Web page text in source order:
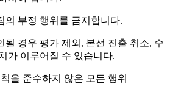
의 부정 행위를 금지합니다.
될 경우 평가 제외, 본선 진출 취소, 수
가 이루어질 수 있습니다.
을 준수하지 않은 모든 행위